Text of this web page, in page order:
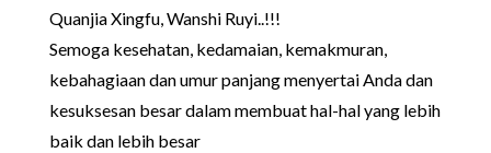
Quanjia Xingfu, Wanshi Ruyi..!!!
Semoga kesehatan, kedamaian, kemakmuran,
kebahagiaan dan umur panjang menyertai Anda dan
kesuksesan besar dalam membuat hal-hal yang lebih
baik dan lebih besar